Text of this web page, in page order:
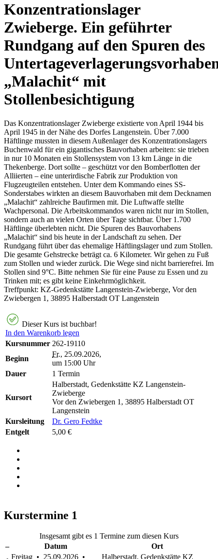
Konzentrationslager
Zwieberge. Ein geführter
Rundgang auf den Spuren des
„Malachit“ mit
Stollenbesichtigung
Das Konzentrationslager Zwieberge existierte von April 1944 bis
April 1945 in der Nähe des Dorfes Langenstein. Über 7.000
Häftlinge mussten in diesem Außenlager des Konzentrationslagers
Buchenwald für ein gigantisches Bauvorhaben arbeiten: sie trieben
in nur 10 Monaten ein Stollensystem von 13 km Länge in die
Thekenberge. Dort sollte – geschützt vor den Bomberflotten der
Alliierten – eine unterirdische Fabrik zur Produktion von
Flugzeugteilen entstehen. Unter dem Kommando eines SS-
Sonderstabes wirkten an diesem Bauvorhaben mit dem Decknamen
„Malachit“ zahlreiche Baufirmen mit. Die Luftwaffe stellte
Wachpersonal. Die Arbeitskommandos waren nicht nur im Stollen,
sondern auch an vielen Orten über Tage sichtbar. Über 1.700
Häftlinge überlebten nicht. Die Spuren des Bauvorhabens
„Malachit“ sind bis heute in der Landschaft zu sehen. Der
Rundgang führt über das ehemalige Häftlingslager und zum Stollen.
Die gesamte Gehstrecke beträgt ca. 6 Kilometer. Wir gehen zu Fuß
zum Stollen und wieder zurück. Die Wege sind nicht barrierefrei. Im
Stollen sind 9°C. Bitte nehmen Sie für eine Pause zu Essen und zu
Trinken mit; es gibt keine Einkehrmöglichkeit.
Treffpunkt: KZ-Gedenkstätte Langenstein-Zwieberge, Vor den
Zwiebergen 1, 38895 Halberstadt OT Langenstein
Dieser Kurs ist buchbar!
In den Warenkorb legen
Kursnummer 262-19110
Beginn
Fr., 25.09.2026,
um 15:00 Uhr
Dauer
1 Termin
Kursort
Halberstadt, Gedenkstätte KZ Langenstein-
Zwieberge
Vor den Zwiebergen 1, 38895 Halberstadt OT
Langenstein
Kursleitung
Dr. Gero Fedtke
Entgelt
5,00 €
Kurstermine 1
Insgesamt gibt es 1 Termine zum diesen Kurs
–
Datum
Ort
Freitag • 25.09.2026 • Halberstadt, Gedenkstätte KZ